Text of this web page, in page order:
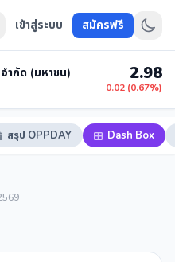
เข้าสู่ระบบ สมัครฟรี
ำกัด (มหาชน) 2.98
0.02 (0.67%)
สรุป OPPDAY Dash Box